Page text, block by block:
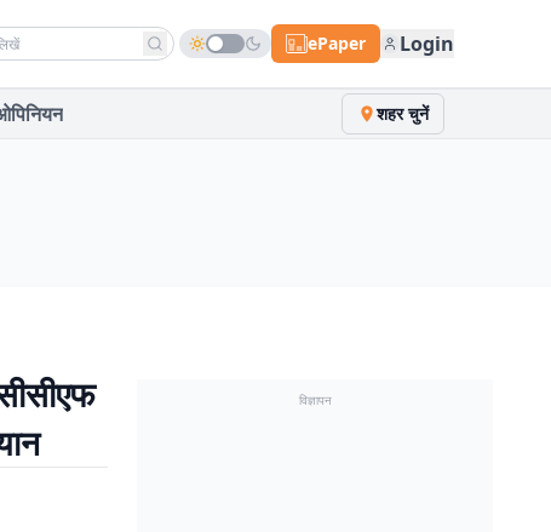
news ePaper Login
शहर चुनें
विज्ञापन